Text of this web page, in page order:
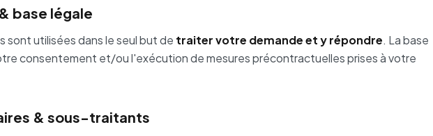
base légale
sont utilisées dans le seul but de traiter votre demande et y répondre. La base
consentement et/ou l'exécution de mesures précontractuelles prises à votre
& sous-traitants